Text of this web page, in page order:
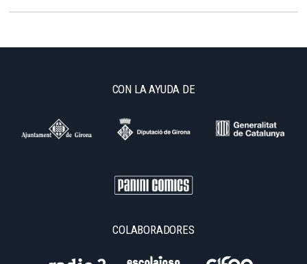
CON LA AYUDA DE
COLABORADORES